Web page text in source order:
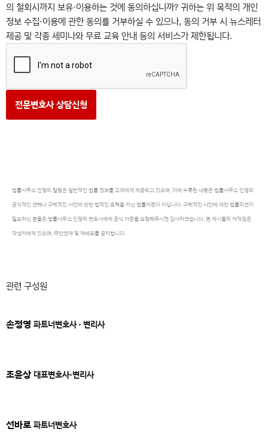
의 철회시까지 보유·이용하는 것에 동의하십니까? 귀하는 위 목적의 개인
정보 수집·이용에 관한 동의를 거부하실 수 있으나, 동의 거부 시 뉴스레터
제공 및 각종 세미나와 무료 교육 안내 등의 서비스가 제한됩니다.
전문변호사 상담신청
법률사무소 인평의 칼럼은 일반적인 법률 정보를 고객에게 제공되고 있으며, 이에 수록된 내용은 법률사무소 인평의
공식적인 견해나 구체적인 사안에 관한 법적인 효력을 지닌 법률자문이 아닙니다. 구체적인 사안에 대한 법률의견이
필요하신 분들은 법률사무소 인평의 변호사에게 공식 자문을 요청해주시면 감사하겠습니다. 본 게시물의 저작권은
작성자에게 있으며, 무단전재 및 재배포를 금지합니다.
관련 구성원
손정영 파트너변호사 · 변리사
조윤상대표변호사·변리사
선바로 파트너변호사